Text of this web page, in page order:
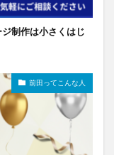
制作は小さくはじ
前田ってこんな人